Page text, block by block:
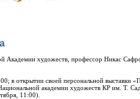
Академии художеств, профессор Никас
в открытии своей персональной
академии художеств КР им. Т.
11:00).